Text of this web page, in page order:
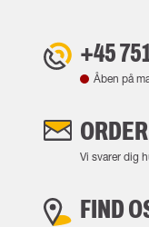
+45
Åben på
Vi svarer dig
FIND